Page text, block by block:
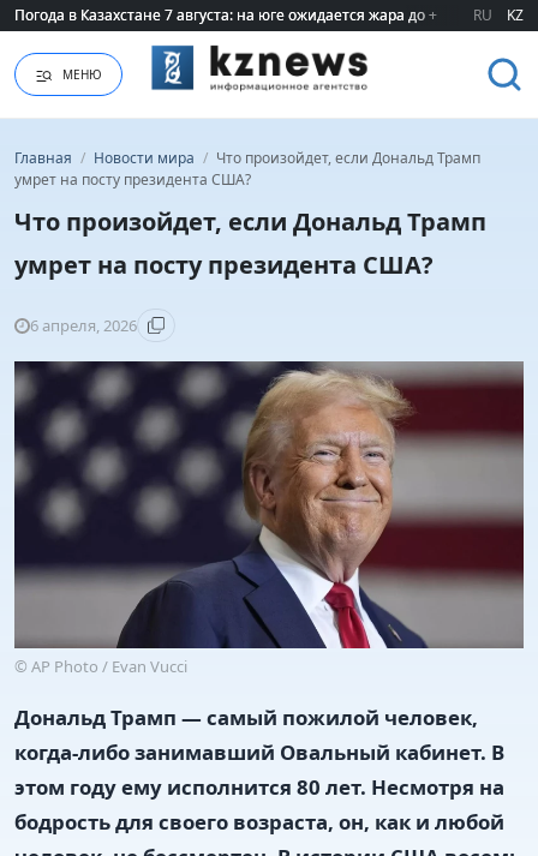
Погода в Казахстане 7 августа: на юге ожидается жара до +40 градусов
Погода в Казахстане 7 августа: на юге ожидается жара до +40 градусов
RU KZ
МЕНЮ
Главная / Новости мира / Что произойдет, если Дональд Трамп
умрет на посту президента США?
Что произойдет, если Дональд Трамп
умрет на посту президента США?
6 апреля, 2026
© AP Photo / Evan Vucci
Дональд Трамп — самый пожилой человек,
когда-либо занимавший Овальный кабинет. В
этом году ему исполнится 80 лет. Несмотря на
бодрость для своего возраста, он, как и любой